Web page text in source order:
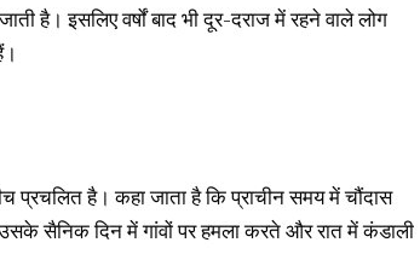
है। इसलिए वर्षों बाद भी दूर-दराज में रहने वाले लोग
प्रचलित है। कहा जाता है कि प्राचीन समय में चौंदास
उसके सैनिक दिन में गांवों पर हमला करते और रात में कंडाली